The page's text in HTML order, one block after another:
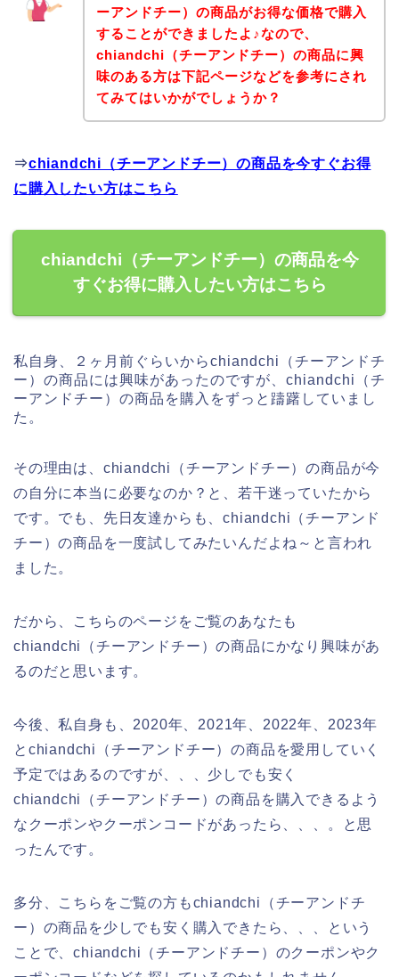
ーアンドチー）の商品がお得な価格で購入
することができましたよ♪なので、
chiandchi（チーアンドチー）の商品に興
味のある方は下記ページなどを参考にされ
てみてはいかがでしょうか？
⇒chiandchi（チーアンドチー）の商品を今すぐお得
に購入したい方はこちら
chiandchi（チーアンドチー）の商品を今
すぐお得に購入したい方はこちら
私自身、２ヶ月前ぐらいからchiandchi（チーアンドチ
ー）の商品には興味があったのですが、chiandchi（チ
ーアンドチー）の商品を購入をずっと躊躇していまし
た。
その理由は、chiandchi（チーアンドチー）の商品が今
の自分に本当に必要なのか？と、若干迷っていたから
です。でも、先日友達からも、chiandchi（チーアンド
チー）の商品を一度試してみたいんだよね～と言われ
ました。
だから、こちらのページをご覧のあなたも
chiandchi（チーアンドチー）の商品にかなり興味があ
るのだと思います。
今後、私自身も、2020年、2021年、2022年、2023年
とchiandchi（チーアンドチー）の商品を愛用していく
予定ではあるのですが、、、少しでも安く
chiandchi（チーアンドチー）の商品を購入できるよう
なクーポンやクーポンコードがあったら、、、。と思
ったんです。
多分、こちらをご覧の方もchiandchi（チーアンドチ
ー）の商品を少しでも安く購入できたら、、、という
ことで、chiandchi（チーアンドチー）のクーポンやク